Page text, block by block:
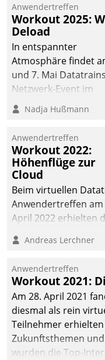
Anwendertreffen
Workout 2025:
Deload
In entspannter
Atmosphäre findet
und 7. Mai Datatrains
Netzwerk-Event im
Kunden- und
statt. Zentrale Frage:
Mammutprojekte
meistern und
wuppen – bei
anspruchsvollen
Aufgaben und
abnehmendem
Nadja Hußmann
Anwendertreffen
Workout 2022:
Höhenflüge zur
Cloud
Beim virtuellen
Anwendertreffen am
April 2022 erhielten
Teilnehmer
Cloud-Strategien und -
Lösungen mit hohem
Zukunftspotenzial.
Andreas Lerchner
Anwendertreffen
Workout 2021:
Am 28. April 2021
diesmal als rein
Teilnehmer
Zukunftsthemen
wurden die Top-